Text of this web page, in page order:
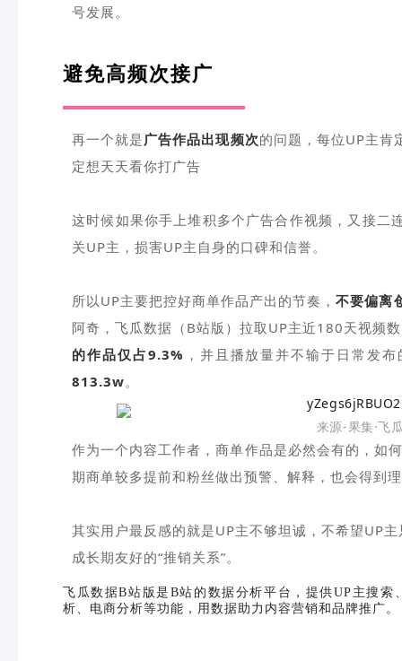
号发展。
避免高频次接广
再一个就是广告作品出现频次的问题，每位UP主肯
定想天天看你打广告
这时候如果你手上堆积多个广告合作视频，又接二
关UP主，损害UP主自身的口碑和信誉。
所以UP主要把控好商单作品产出的节奏，不要偏离
阿奇，飞瓜数据（B站版）拉取UP主近180天视频
的作品仅占9.3% ，并且播放量并不输于日常发
813.3w。
来源-果集·飞
作为一个内容工作者，商单作品是必然会有的，如
期商单较多提前和粉丝做出预警、解释，也会得到
其实用户最反感的就是UP主不够坦诚，不希望UP
成长期友好的“推销关系”。
飞瓜数据B站版是B站的数据分析平台，提供UP主搜
析、电商分析等功能，用数据助力内容营销和品牌推广。